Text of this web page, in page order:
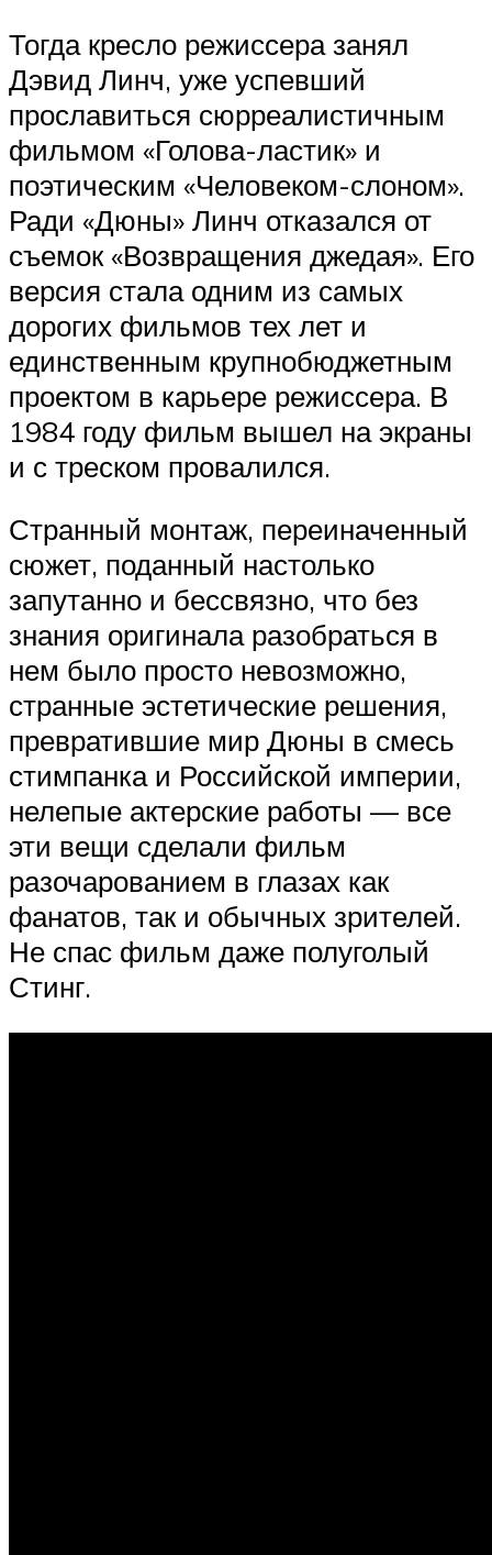
Тогда кресло режиссера занял
Дэвид Линч, уже успевший
прославиться сюрреалистичным
фильмом «Голова-ластик» и
поэтическим «Человеком-слоном».
Ради «Дюны» Линч отказался от
съемок «Возвращения джедая». Его
версия стала одним из самых
дорогих фильмов тех лет и
единственным крупнобюджетным
проектом в карьере режиссера. В
1984 году фильм вышел на экраны
и с треском провалился.
Странный монтаж, переиначенный
сюжет, поданный настолько
запутанно и бессвязно, что без
знания оригинала разобраться в
нем было просто невозможно,
странные эстетические решения,
превратившие мир Дюны в смесь
стимпанка и Российской империи,
нелепые актерские работы — все
эти вещи сделали фильм
разочарованием в глазах как
фанатов, так и обычных зрителей.
Не спас фильм даже полуголый
Стинг.